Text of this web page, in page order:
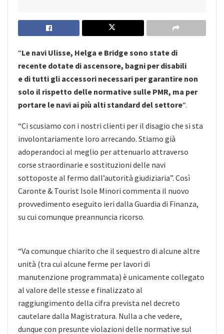
“Le navi Ulisse, Helga e Bridge sono state di
recente dotate di ascensore, bagni per disabili
e di tutti gli accessori necessari per garantire non
solo il rispetto delle normative sulle PMR, ma per
portare le navi ai più alti standard del settore“.
“Ci scusiamo con i nostri clienti per il disagio che si sta
involontariamente loro arrecando. Stiamo già
adoperandoci al meglio per attenuarlo attraverso
corse straordinarie e sostituzioni delle navi
sottoposte al fermo dall’autorità giudiziaria”. Così
Caronte & Tourist Isole Minori commenta il nuovo
provvedimento eseguito ieri dalla Guardia di Finanza,
su cui comunque preannuncia ricorso.
“Va comunque chiarito che il sequestro di alcune altre
unità (tra cui alcune ferme per lavori di
manutenzione programmata) è unicamente collegato
al valore delle stesse e finalizzato al
raggiungimento della cifra prevista nel decreto
cautelare dalla Magistratura. Nulla a che vedere,
dunque con presunte violazioni delle normative sul